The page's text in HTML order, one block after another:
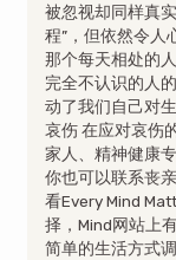
被忽视却同样真
程”，但依然令人
那个每天相处的
完全不认识的人
动了我们自己对
哀伤 在应对哀伤
家人、精神健康
你也可以联系丧
看Every Mind
择，Mind网站上
简单的生活方式